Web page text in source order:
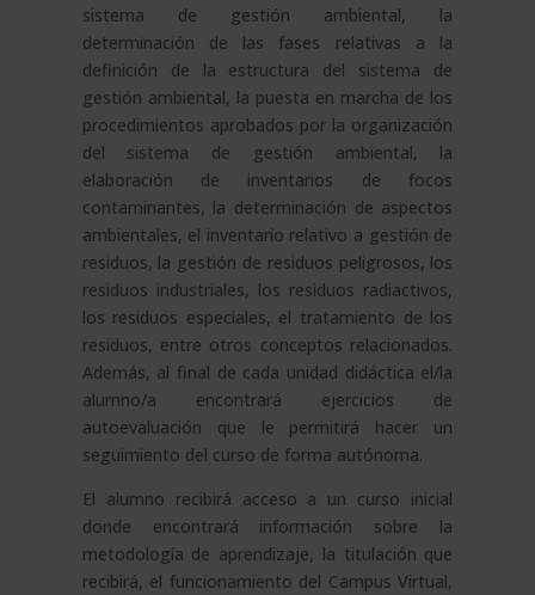
sistema de gestión ambiental, la
determinación de las fases relativas a la
definición de la estructura del sistema de
gestión ambiental, la puesta en marcha de los
procedimientos aprobados por la organización
del sistema de gestión ambiental, la
elaboración de inventarios de focos
contaminantes, la determinación de aspectos
ambientales, el inventario relativo a gestión de
residuos, la gestión de residuos peligrosos, los
residuos industriales, los residuos radiactivos,
los residuos especiales, el tratamiento de los
residuos, entre otros conceptos relacionados.
Además, al final de cada unidad didáctica el/la
alumno/a encontrará ejercicios de
autoevaluación que le permitirá hacer un
seguimiento del curso de forma autónoma.
El alumno recibirá acceso a un curso inicial
donde encontrará información sobre la
metodología de aprendizaje, la titulación que
recibirá, el funcionamiento del Campus Virtual,